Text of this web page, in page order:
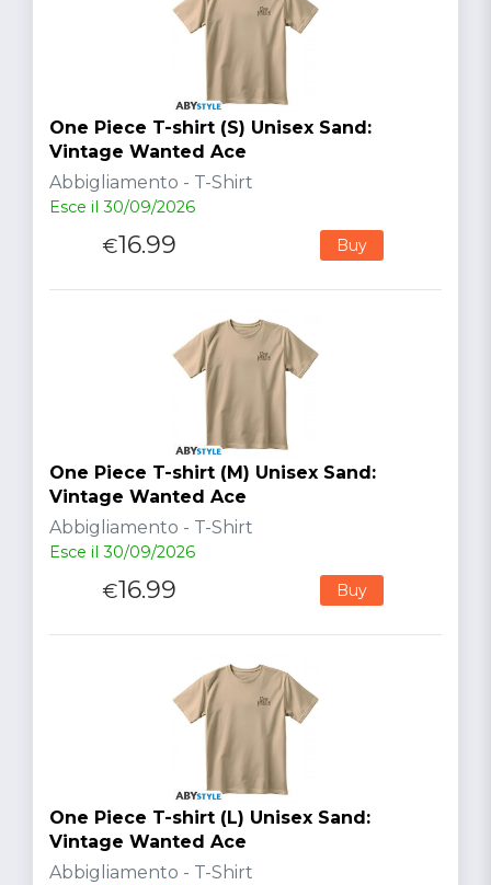
One Piece T-shirt (S) Unisex Sand:
Vintage Wanted Ace
Abbigliamento - T-Shirt
Esce il 30/09/2026
€16.99 Buy
One Piece T-shirt (M) Unisex Sand:
Vintage Wanted Ace
Abbigliamento - T-Shirt
Esce il 30/09/2026
€16.99 Buy
One Piece T-shirt (L) Unisex Sand:
Vintage Wanted Ace
Abbigliamento - T-Shirt